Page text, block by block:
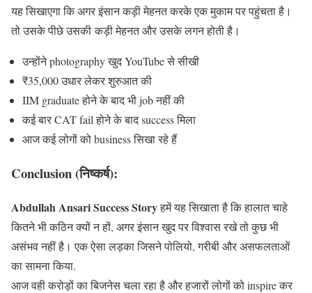
यह सिखाएगा कि अगर इंसान कड़ी मेहनत करके एक मुकाम पर पहुंचता है।
तो उसके पीछे उसकी कड़ी मेहनत और उसके लगन होती है।
उन्होंने photography खुद YouTube से सीखी
₹35,000 उधार लेकर शुरुआत की
IIM graduate होने के बाद भी job नहीं की
कई बार CAT fail होने के बाद success मिला
आज कई लोगों को business सिखा रहे हैं
Conclusion (निष्कर्ष):
Abdullah Ansari Success Storyहमें यह सिखाता है कि हालात चाहे
कितने भी कठिन क्यों न हों, अगर इंसान खुद पर विश्वास रखे तो कुछ भी
असंभव नहीं है। एक ऐसा लड़का जिसने पोलियो, गरीबी और असफलताओं
का सामना किया.
आज वही करोड़ों का बिजनेस चला रहा है और हजारों लोगों को inspire कर